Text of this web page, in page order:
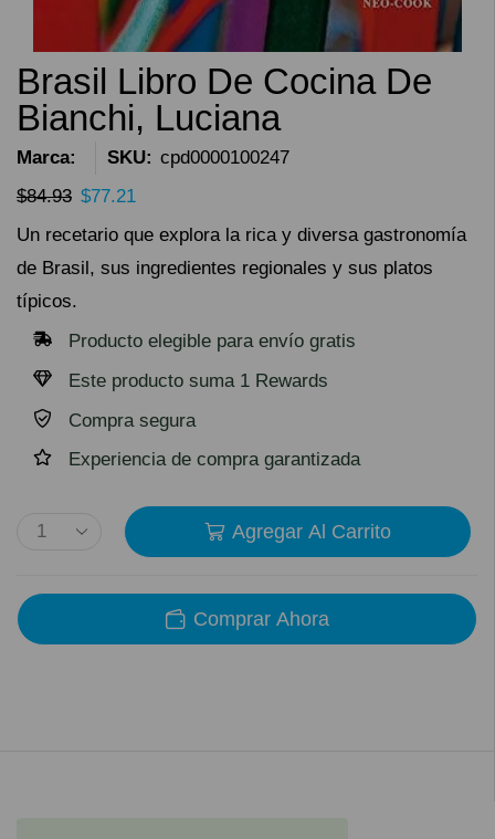
Brasil Libro De Cocina De
Bianchi, Luciana
Marca: SKU: cpd0000100247
$84.93 $77.21
Un recetario que explora la rica y diversa gastronomía
de Brasil, sus ingredientes regionales y sus platos
típicos.
Producto elegible para envío gratis
Este producto suma 1 Rewards
Compra segura
Experiencia de compra garantizada
Agregar Al Carrito
Comprar Ahora